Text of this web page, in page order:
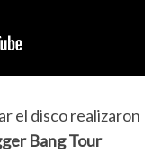
el disco realizaron
Bang Tour